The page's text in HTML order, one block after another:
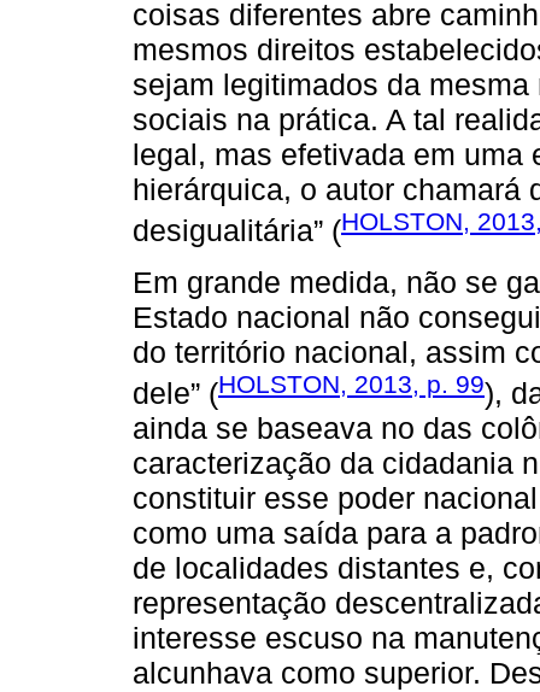
coisas diferentes abre
mesmos direitos
sejam legitimados da
sociais na prática. A tal
legal, mas efetivada em uma
hierárquica, o autor chamará
desigualitária” (HOLSTON,
Em grande medida, não se
Estado nacional não
do território nacional, assim
dele” (HOLSTON, 2013, p. 99),
ainda se baseava no das
caracterização da cidadania
constituir esse poder
como uma saída para a
de localidades distantes e,
representação
interesse escuso na
alcunhava como superior.